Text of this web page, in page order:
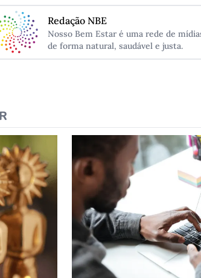
Redação NBE
Nosso Bem Estar é uma rede de
de forma natural, saudável e justa.